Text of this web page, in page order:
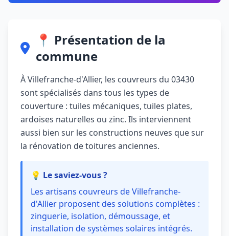
📍 Présentation de la
commune
À Villefranche-d'Allier, les couvreurs du 03430
sont spécialisés dans tous les types de
couverture : tuiles mécaniques, tuiles plates,
ardoises naturelles ou zinc. Ils interviennent
aussi bien sur les constructions neuves que sur
la rénovation de toitures anciennes.
💡 Le saviez-vous ?
Les artisans couvreurs de Villefranche-
d'Allier proposent des solutions complètes :
zinguerie, isolation, démoussage, et
installation de systèmes solaires intégrés.